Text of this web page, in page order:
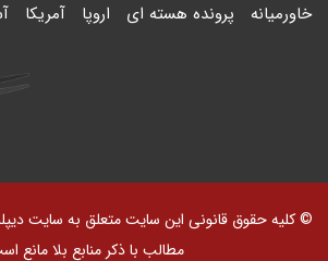
خاورمیانه پرونده هسته ای اروپا آمریکا
© کلیه حقوق قانونی این سایت متعلق به سایت
مطالب با ذکر منابع بلا مانع